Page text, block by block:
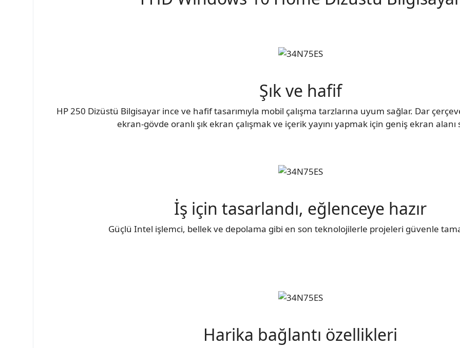
Şık ve hafif
HP 250 Dizüstü Bilgisayar ince ve hafif tasarımıyla mobil çalışma tarzlarına uyum sağlar. Dar
ekran-gövde oranlı şık ekran çalışmak ve içerik yayını yapmak için geniş ekran alanı
İş için tasarlandı, eğlenceye hazır
Güçlü Intel işlemci, bellek ve depolama gibi en son teknolojilerle projeleri güvenle
Harika bağlantı özellikleri